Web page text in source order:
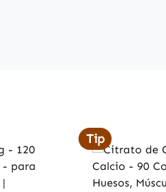
Tip